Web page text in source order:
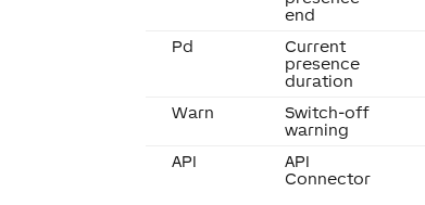
end
Pd
Current
presence
duration
Warn
Switch-off
warning
API
API
Connector